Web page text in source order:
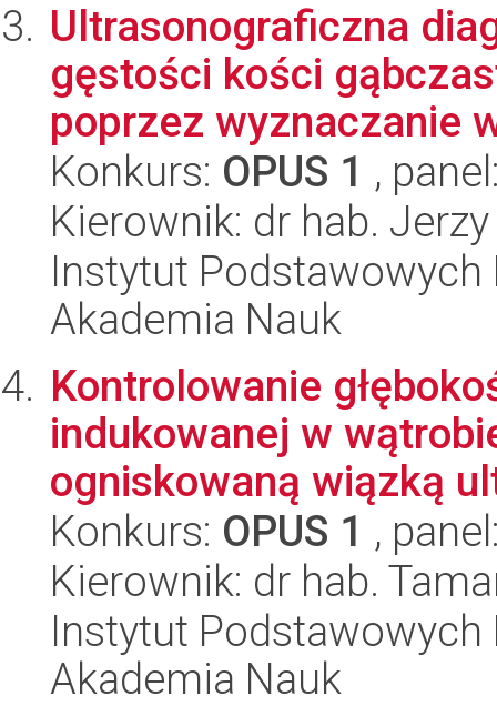
Ultrasonograficzna
gęstości kości
poprzez wyznaczanie
Konkurs: OPUS 1 ,
Kierownik: dr hab.
Instytut
Akademia Nauk
Kontrolowanie
indukowanej w
ogniskowaną wiązką
Konkurs: OPUS 1 ,
Kierownik: dr hab.
Instytut
Akademia Nauk